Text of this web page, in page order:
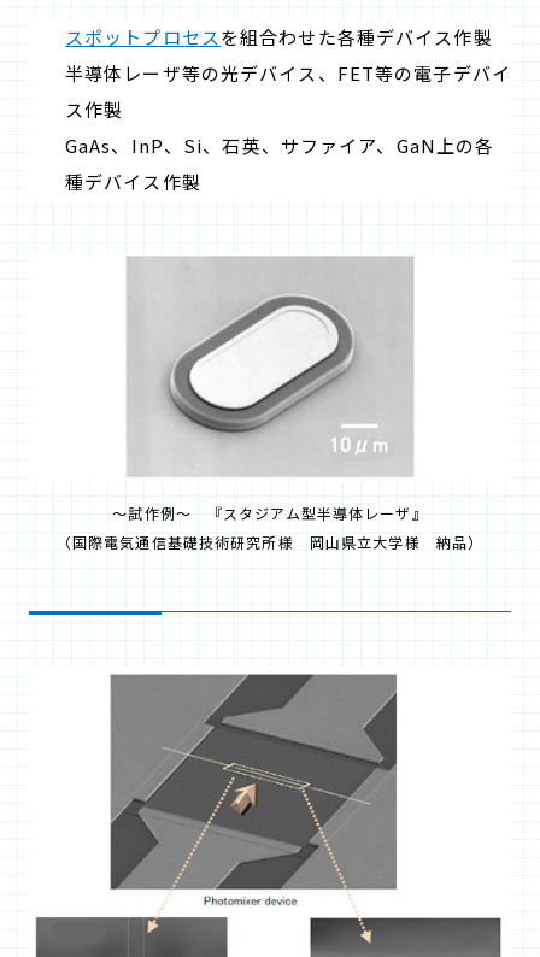
スポットプロセスを組合わせた各種デバイス作製
半導体レーザ等の光デバイス、FET等の電子デバイ
ス作製
GaAs、InP、Si、石英、サファイア、GaN上の各
種デバイス作製
～試作例～ 『スタジアム型半導体レーザ』
（国際電気通信基礎技術研究所様 岡山県立大学様 納品）